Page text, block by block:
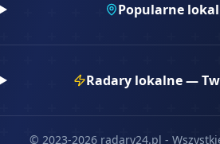
Popularne
Radary lokalne —
© 2023-2026 radary24.pl -